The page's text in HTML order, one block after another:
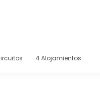
4 Alojamientos